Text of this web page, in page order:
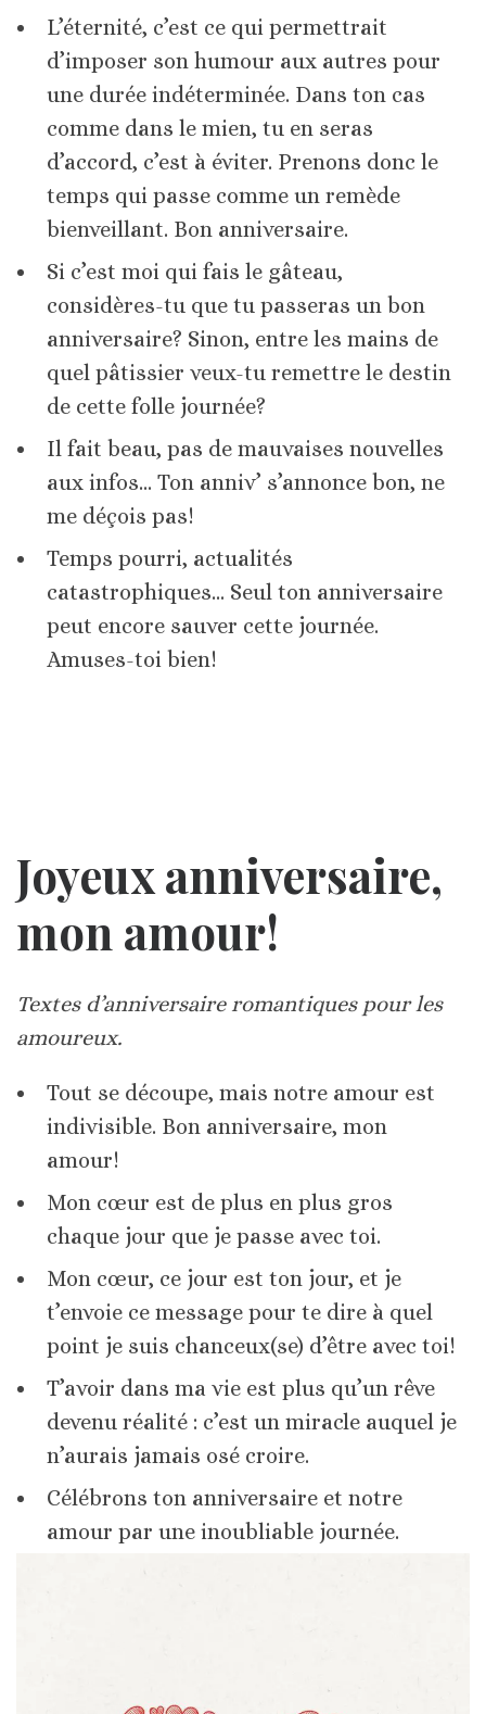
L’éternité, c’est ce qui permettrait
d’imposer son humour aux autres pour
une durée indéterminée. Dans ton cas
comme dans le mien, tu en seras
d’accord, c’est à éviter. Prenons donc le
temps qui passe comme un remède
bienveillant. Bon anniversaire.
Si c’est moi qui fais le gâteau,
considères-tu que tu passeras un bon
anniversaire? Sinon, entre les mains de
quel pâtissier veux-tu remettre le destin
de cette folle journée?
Il fait beau, pas de mauvaises nouvelles
aux infos… Ton anniv’ s’annonce bon, ne
me déçois pas!
Temps pourri, actualités
catastrophiques… Seul ton anniversaire
peut encore sauver cette journée.
Amuses-toi bien!
Joyeux anniversaire,
mon amour!
Textes d’anniversaire romantiques pour les
amoureux.
Tout se découpe, mais notre amour est
indivisible. Bon anniversaire, mon
amour!
Mon cœur est de plus en plus gros
chaque jour que je passe avec toi.
Mon cœur, ce jour est ton jour, et je
t’envoie ce message pour te dire à quel
point je suis chanceux(se) d’être avec toi!
T’avoir dans ma vie est plus qu’un rêve
devenu réalité : c’est un miracle auquel je
n’aurais jamais osé croire.
Célébrons ton anniversaire et notre
amour par une inoubliable journée.